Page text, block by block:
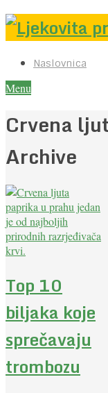
Naslovnica
Menu
Crvena
Archive
Top 10
biljaka koje
sprečavaju
trombozu